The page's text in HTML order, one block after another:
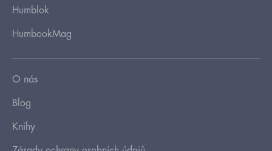
Humblok
HumbookMag
O nás
Blog
Knihy